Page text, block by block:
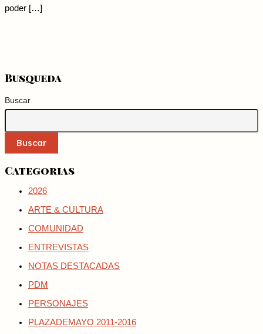
poder […]
Busqueda
Buscar
Buscar
Categorias
2026
ARTE & CULTURA
COMUNIDAD
ENTREVISTAS
NOTAS DESTACADAS
PDM
PERSONAJES
PLAZADEMAYO 2011-2016